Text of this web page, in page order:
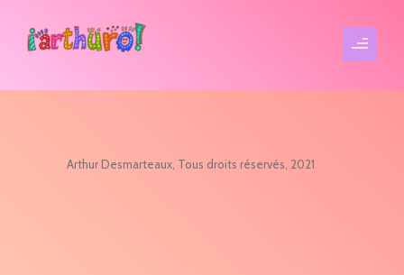
Arthur Desmarteaux, Tous droits réservés, 2021